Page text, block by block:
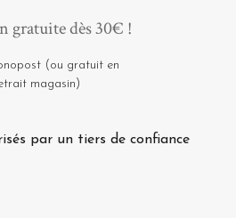
gratuite dès 30€ !
(ou gratuit en
magasin)